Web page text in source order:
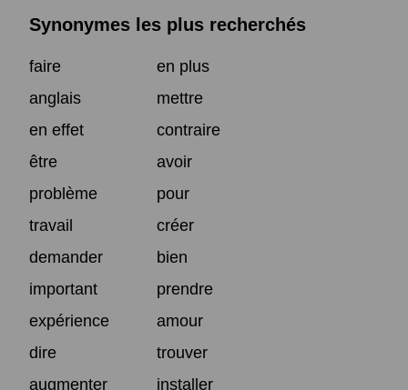
Synonymes les plus recherchés
faire
en plus
anglais
mettre
en effet
contraire
être
avoir
problème
pour
travail
créer
demander
bien
important
prendre
expérience
amour
dire
trouver
augmenter
installer